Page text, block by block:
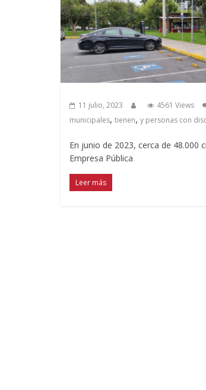
11 julio, 2023 4561 Views
municipales, tienen, y personas con
En junio de 2023, cerca de
Empresa Pública
Leer más